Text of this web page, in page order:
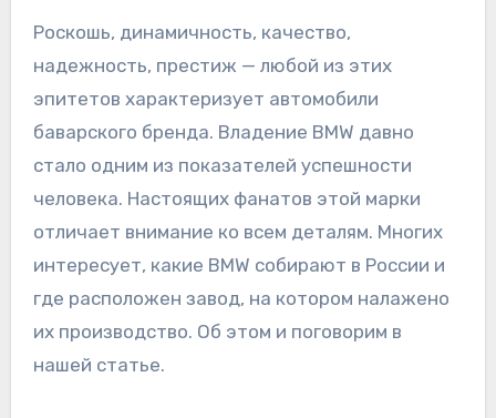
Роскошь, динамичность, качество,
надежность, престиж — любой из этих
эпитетов характеризует автомобили
баварского бренда. Владение BMW давно
стало одним из показателей успешности
человека. Настоящих фанатов этой марки
отличает внимание ко всем деталям. Многих
интересует, какие BMW собирают в России и
где расположен завод, на котором налажено
их производство. Об этом и поговорим в
нашей статье.